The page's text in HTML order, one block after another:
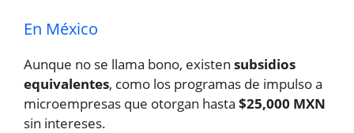
En México
Aunque no se llama bono, existen subsidios
equivalentes, como los programas de impulso a
microempresas que otorgan hasta $25,000 MXN
sin intereses.